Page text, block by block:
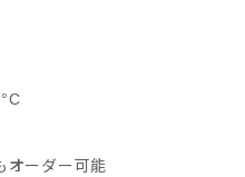
オーダー可能